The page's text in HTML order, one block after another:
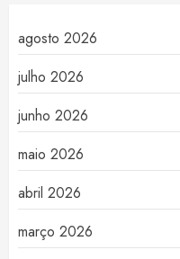
agosto 2026
julho 2026
junho 2026
maio 2026
abril 2026
março 2026